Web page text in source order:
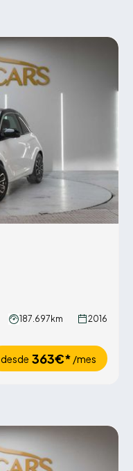
187.697km 2016
desde 363€* /mes